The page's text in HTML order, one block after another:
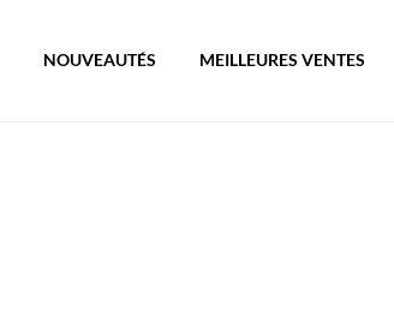
NOUVEAUTÉS MEILLEURES VENTES